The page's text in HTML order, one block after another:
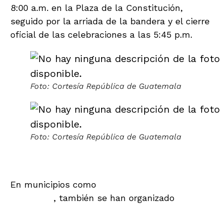
8:00 a.m. en la Plaza de la Constitución,
seguido por la arriada de la bandera y el cierre
oficial de las celebraciones a las 5:45 p.m.
Foto: Cortesía República de Guatemala
Foto: Cortesía República de Guatemala
En municipios como
, también se han organizado